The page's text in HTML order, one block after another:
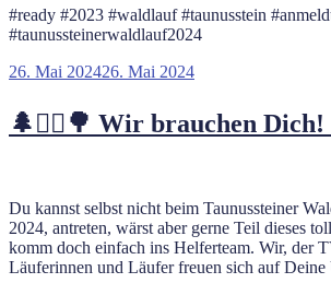
#ready #2023 #waldlauf #taunusstein
#taunussteinerwaldlauf2024
Veröffentlicht
26. Mai 202426. Mai 2024
🌲🏃‍♂️🌳 Wir brauchen Dich!
Du kannst selbst nicht beim Taunussteiner
2024, antreten, wärst aber gerne Teil dieses
komm doch einfach ins Helferteam. Wir, der
Läuferinnen und Läufer freuen sich auf